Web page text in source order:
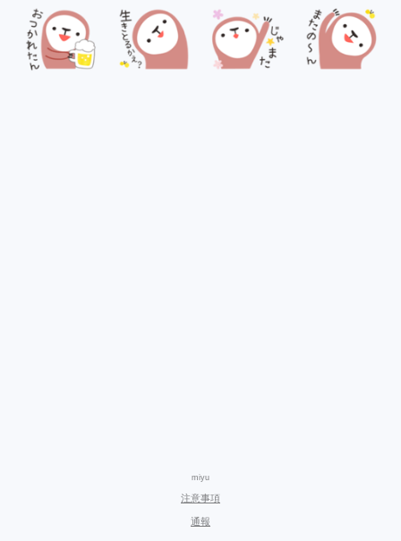
miyu
注意事項
通報